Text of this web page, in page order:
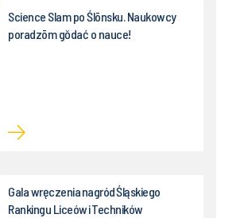
Science Slam po Ślōnsku. Naukowcy
poradzōm gŏdać o nauce!
Gala wręczenia nagród Śląskiego
Rankingu Liceów i Techników